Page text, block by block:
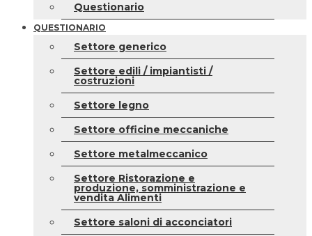
Questionario
QUESTIONARIO
Settore generico
Settore edili / impiantisti /
costruzioni
Settore legno
Settore officine meccaniche
Settore metalmeccanico
Settore Ristorazione e
produzione, somministrazione e
vendita Alimenti
Settore saloni di acconciatori